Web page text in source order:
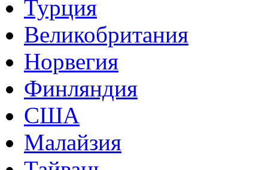
Турция
Великобритания
Норвегия
Финляндия
США
Малайзия